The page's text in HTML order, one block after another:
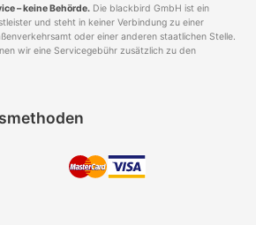
– keine Behörde. Die blackbird GmbH ist ein
und steht in keiner Verbindung zu einer
oder einer anderen staatlichen Stelle.
wir eine Servicegebühr zusätzlich zu den